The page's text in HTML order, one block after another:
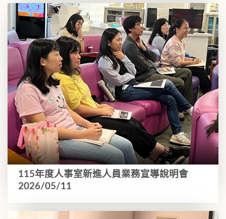
115年度人事室新進人員業務宣導說明會
2026/05/11